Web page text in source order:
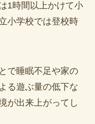
1時間以上かけて小
小学校では登校時
で睡眠不足や家の
る遊ぶ量の低下な
が出来上がってし